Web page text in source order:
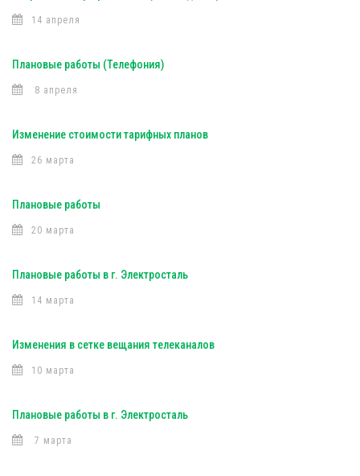
14 апреля
Плановые работы (Телефония)
8 апреля
Изменение стоимости тарифных планов
26 марта
Плановые работы
20 марта
Плановые работы в г. Электросталь
14 марта
Изменения в сетке вещания телеканалов
10 марта
Плановые работы в г. Электросталь
7 марта